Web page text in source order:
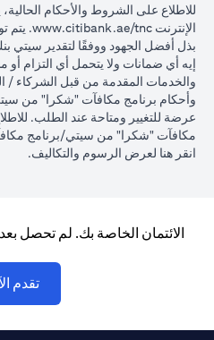
للاطلاع على الشروط والأحكام
الإنترنت www.citibank.ae/tnc
(opens in a new tab). يتم
بذل أفضل الجهود ووفقًا لتقدير سيتي
إيه أي ضمانات ولا يتحمل أي التزام أو
والخدمات المقدمة من قبل الشركاء /
وأحكام برنامج مكافآت "شكرا" من
عرضة للتغيير ومتاحة عند الطلب.
مكافآت "شكرا" من سيتي/برنامج
انقر هنا لعرض الرسوم والتكاليف.
الائتمان الخاصة بك. لم تحصل
تقدم